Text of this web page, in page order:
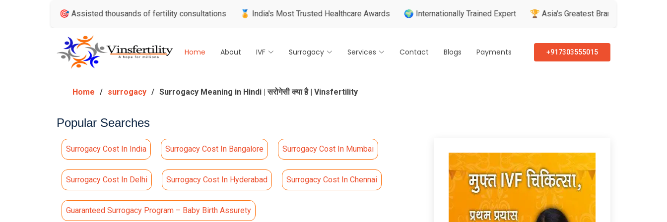
🎯 Assisted thousands of fertility consultations 🏅 India's Most Trusted Healthcare Awards 🌍 Internationally Trained Expert 🏆 Asia's Greatest Brand & Leader Awards
Home About IVF Surrogacy Services Contact Blogs Payments +917303555015
Home surrogacy Surrogacy Meaning in Hindi | सरोगेसी क्या है | Vinsfertility
Popular Searches
Surrogacy Cost In India Surrogacy Cost In Bangalore Surrogacy Cost In Mumbai
Surrogacy Cost In Delhi Surrogacy Cost In Hyderabad Surrogacy Cost In Chennai
Guaranteed Surrogacy Program – Baby Birth Assurety